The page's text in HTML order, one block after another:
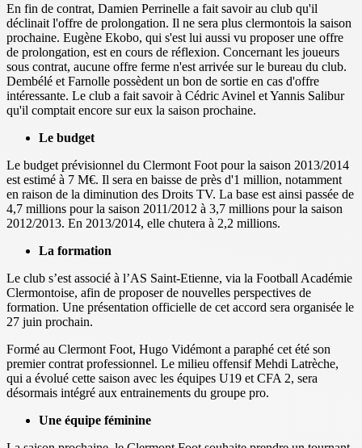
En fin de contrat, Damien Perrinelle a fait savoir au club qu'il
déclinait l'offre de prolongation. Il ne sera plus clermontois la saison
prochaine. Eugène Ekobo, qui s'est lui aussi vu proposer une offre
de prolongation, est en cours de réflexion. Concernant les joueurs
sous contrat, aucune offre ferme n'est arrivée sur le bureau du club.
Dembélé et Farnolle possèdent un bon de sortie en cas d'offre
intéressante. Le club a fait savoir à Cédric Avinel et Yannis Salibur
qu'il comptait encore sur eux la saison prochaine.
Le budget
Le budget prévisionnel du Clermont Foot pour la saison 2013/2014
est estimé à 7 M€. Il sera en baisse de près d'1 million, notamment
en raison de la diminution des Droits TV. La base est ainsi passée de
4,7 millions pour la saison 2011/2012 à 3,7 millions pour la saison
2012/2013. En 2013/2014, elle chutera à 2,2 millions.
La formation
Le club s’est associé à l’AS Saint-Etienne, via la Football Académie
Clermontoise, afin de proposer de nouvelles perspectives de
formation. Une présentation officielle de cet accord sera organisée le
27 juin prochain.
Formé au Clermont Foot, Hugo Vidémont a paraphé cet été son
premier contrat professionnel. Le milieu offensif Mehdi Latrèche,
qui a évolué cette saison avec les équipes U19 et CFA 2, sera
désormais intégré aux entrainements du groupe pro.
Une équipe féminine